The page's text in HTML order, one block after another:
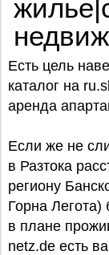
Есть цель
каталог на
аренда
Если же не
в Разтока
региону
Горна Легота)
в плане
netz.de есть